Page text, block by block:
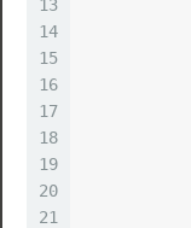
13
14
15
16
17
18
19
20
21